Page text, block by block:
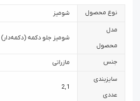
نوع محصول شومیز
مدل
محصول
شومیز جلو دکمه (دکمه‌دار)
جنس مازراتی
سایزبندی
عددی
1
,
2